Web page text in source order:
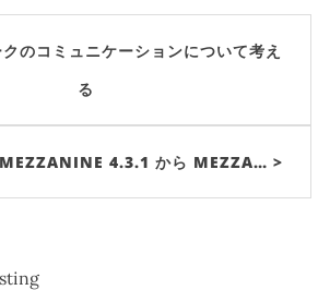
のコミュニケーションについて考え
る
MEZZANINE 4.3.1 から MEZZA… >